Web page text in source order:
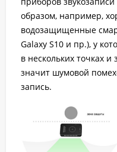
образом, например,
водозащищенные
Galaxy S10 и пр.), у
в нескольких точках
значит шумовой
запись.